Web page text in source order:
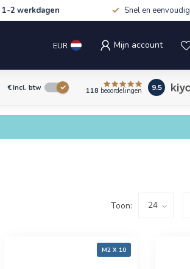
1-2 werkdagen Snel en eenvoudig
EUR Mijn account
€Incl. btw 118 beoordelingen 9.5
Toon:
M2 X 10